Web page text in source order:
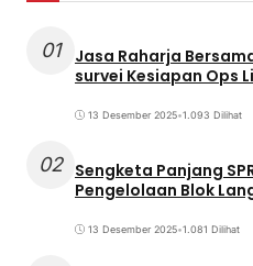
01
Jasa Raharja
survei Kesiapan Ops
13 Desember 2025•1.093 Dilihat
02 Sengketa Panjang
Pengelolaan Blok
13 Desember 2025•1.081 Dilihat